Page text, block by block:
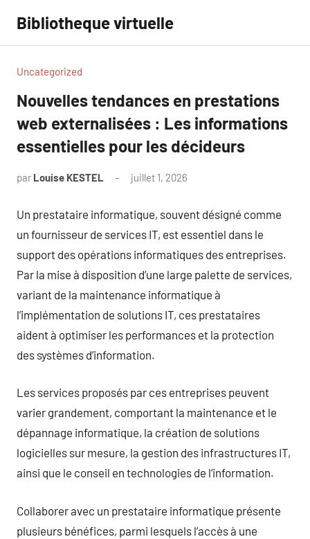
contenu
Bibliotheque virtuelle
Uncategorized
Nouvelles tendances en prestations
web externalisées : Les informations
essentielles pour les décideurs
par Louise KESTEL juillet 1, 2026
Un prestataire informatique, souvent désigné comme
un fournisseur de services IT, est essentiel dans le
support des opérations informatiques des entreprises.
Par la mise à disposition d’une large palette de services,
variant de la maintenance informatique à
l’implémentation de solutions IT, ces prestataires
aident à optimiser les performances et la protection
des systèmes d’information.
Les services proposés par ces entreprises peuvent
varier grandement, comportant la maintenance et le
dépannage informatique, la création de solutions
logicielles sur mesure, la gestion des infrastructures IT,
ainsi que le conseil en technologies de l’information.
Collaborer avec un prestataire informatique présente
plusieurs bénéfices, parmi lesquels l’accès à une